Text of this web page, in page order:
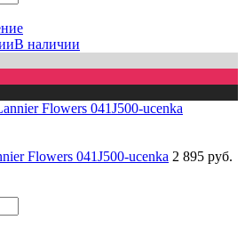
В наличии
Flowers 041J500-ucenka 2 895 руб.